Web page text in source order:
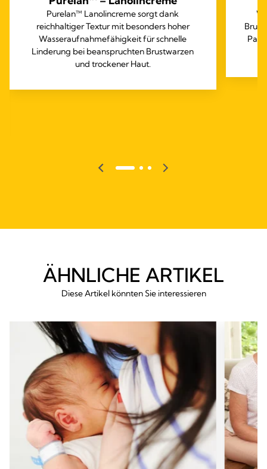
Purelan™ Lanolincreme sorgt dank
reichhaltiger Textur mit besonders hoher
Wasseraufnahmefähigkeit für schnelle
Linderung bei beanspruchten Brustwarzen
und trockener Haut.
ÄHNLICHE ARTIKEL
Diese Artikel könnten Sie interessieren